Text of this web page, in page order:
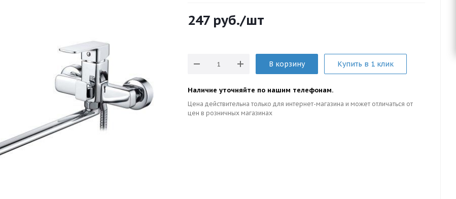
247руб./шт
В корзину Купить в 1 клик
Наличие уточняйте по нашим телефонам.
Цена действительна только для интернет-магазина и может отличаться от
цен в розничных магазинах